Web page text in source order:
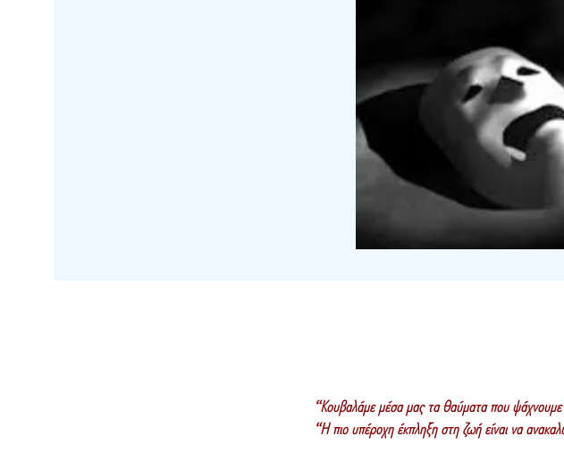
“Κουβαλάμε μέσα μας τα θαύματα που
“Η πιο υπέροχη έκπληξη στη ζωή είναι να